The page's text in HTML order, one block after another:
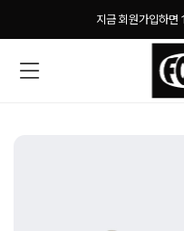
지금 회원가입하면